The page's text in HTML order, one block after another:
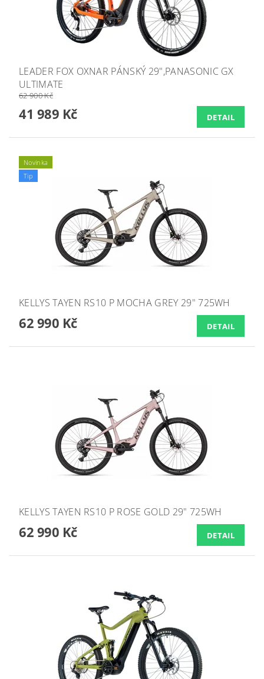
LEADER FOX OXNAR PÁNSKÝ 29",PANASONIC GX
ULTIMATE
62 900 Kč
41 989 Kč DETAIL
Novinka
Tip
KELLYS TAYEN RS10 P MOCHA GREY 29" 725WH
62 990 Kč DETAIL
KELLYS TAYEN RS10 P ROSE GOLD 29" 725WH
62 990 Kč DETAIL